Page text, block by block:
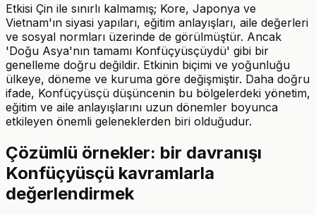
Etkisi Çin ile sınırlı kalmamış; Kore, Japonya ve
Vietnam'ın siyasi yapıları, eğitim anlayışları, aile değerleri
ve sosyal normları üzerinde de görülmüştür. Ancak
'Doğu Asya'nın tamamı Konfüçyüsçüydü' gibi bir
genelleme doğru değildir. Etkinin biçimi ve yoğunluğu
ülkeye, döneme ve kuruma göre değişmiştir. Daha doğru
ifade, Konfüçyüsçü düşüncenin bu bölgelerdeki yönetim,
eğitim ve aile anlayışlarını uzun dönemler boyunca
etkileyen önemli geleneklerden biri olduğudur.
Çözümlü örnekler: bir davranışı
Konfüçyüsçü kavramlarla
değerlendirmek